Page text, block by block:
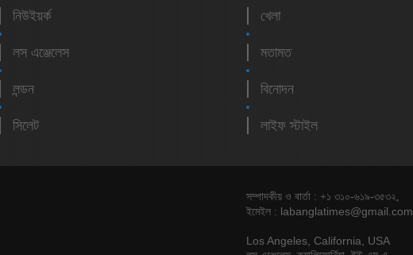
নিউইয়র্ক
লস এঞ্জেলেস
লন্ডন
সিলেট
খেলা
মতামত
বিনোদন
লাইফ স্টাইল
সম্পাদকীয় ও বার্তা : +১ ৩১০-৬১৯-৩৫৩২,
ইমেইল : labanglatimes@gmail.com
Los Angeles, California, USA